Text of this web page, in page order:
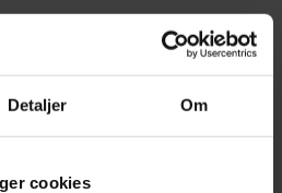
Detaljer Om
cookies
på dobbeltværelser
er hyggelige,
indrettet. Alle værelser
kedel, fladskærms-tv, Wifi,